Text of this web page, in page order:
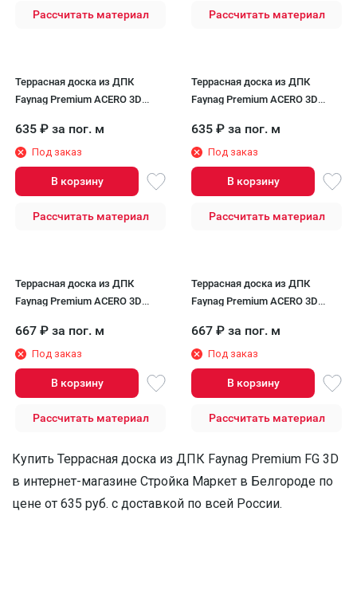
Рассчитать материал Рассчитать материал
Террасная доска из ДПК
Faynag Premium ACERO 3D
635 ₽ за пог. м
Под заказ
В корзину
Рассчитать материал
Террасная доска из ДПК
Faynag Premium ACERO 3D
635 ₽ за пог. м
Под заказ
В корзину
Рассчитать материал
Террасная доска из ДПК
Faynag Premium ACERO 3D
667 ₽ за пог. м
Под заказ
В корзину
Рассчитать материал
Террасная доска из ДПК
Faynag Premium ACERO 3D
667 ₽ за пог. м
Под заказ
В корзину
Рассчитать материал
Купить Террасная доска из ДПК Faynag Premium FG 3D
в интернет-магазине Стройка Маркет в Белгороде по
цене от 635 руб. с доставкой по всей России.